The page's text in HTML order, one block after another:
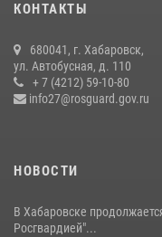
108 лет со дня рождения
армии Ивана Кирилловича
04 августа 2026, 23:41
КОНТАКТЫ
680041, г. Хабаровск,
ул. Автобусная, д. 110
+ 7 (4212) 59-10-80
info27@rosguard.gov.ru
НОВОСТИ
В Хабаровске
Росгвардией"...